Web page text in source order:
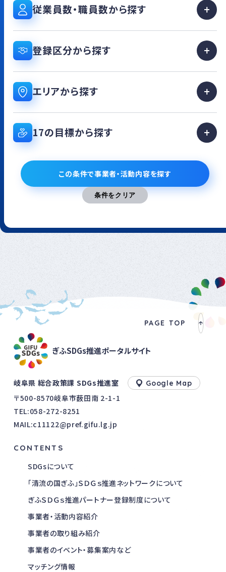
従業員数・職員数から探す
登録区分から探す
エリアから探す
17の目標から探す
この条件で事業者・活動内容を探す
PAGE TOP
ぎふSDGs推進ポータルサイト
岐阜県 総合政策課 SDGs推進室 Google Map
〒500-8570岐阜市薮田南 2-1-1
TEL:058-272-8251
MAIL:c11122@pref.gifu.lg.jp
CONTENTS
SDGsについて
「清流の国ぎふ」ＳＤＧｓ推進ネットワークについて
ぎふＳＤＧｓ推進パートナー登録制度について
事業者・活動内容紹介
事業者の取り組み紹介
事業者のイベント・募集案内など
マッチング情報